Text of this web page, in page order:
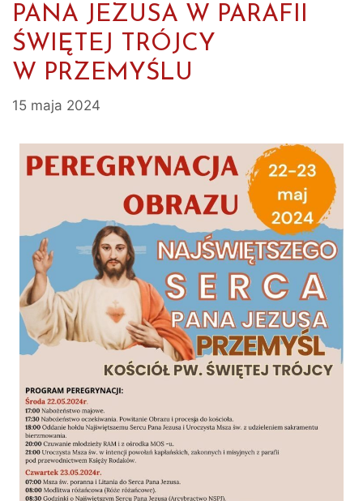
PANA JEZUSA W PARAFII
ŚWIĘTEJ TRÓJCY
W PRZEMYŚLU
15 maja 2024